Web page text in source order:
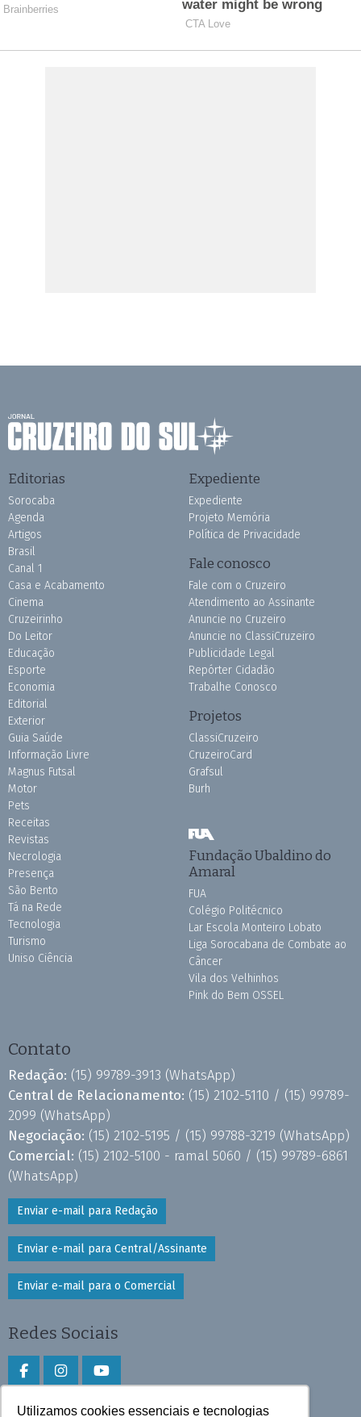
Utilizamos cookies essenciais e tecnologias
Editorias
Sorocaba
Agenda
Artigos
Brasil
Canal 1
Casa e Acabamento
Cinema
Cruzeirinho
Do Leitor
Educação
Esporte
Economia
Editorial
Exterior
Guia Saúde
Informação Livre
Magnus Futsal
Motor
Pets
Receitas
Revistas
Necrologia
Presença
São Bento
Tá na Rede
Tecnologia
Turismo
Uniso Ciência
Expediente
Expediente
Projeto Memória
Política de Privacidade
Fale conosco
Fale com o Cruzeiro
Atendimento ao Assinante
Anuncie no Cruzeiro
Anuncie no ClassiCruzeiro
Publicidade Legal
Repórter Cidadão
Trabalhe Conosco
Projetos
ClassiCruzeiro
CruzeiroCard
Grafsul
Burh
Fundação Ubaldino do
Amaral
FUA
Colégio Politécnico
Lar Escola Monteiro Lobato
Liga Sorocabana de Combate ao
Câncer
Vila dos Velhinhos
Pink do Bem OSSEL
Contato
Redação: (15) 99789-3913 (WhatsApp)
Central de Relacionamento: (15) 2102-5110 / (15) 99789-
2099 (WhatsApp)
Negociação: (15) 2102-5195 / (15) 99788-3219 (WhatsApp)
Comercial: (15) 2102-5100 - ramal 5060 / (15) 99789-6861
(WhatsApp)
Enviar e-mail para Redação
Enviar e-mail para Central/Assinante
Enviar e-mail para o Comercial
Redes Sociais